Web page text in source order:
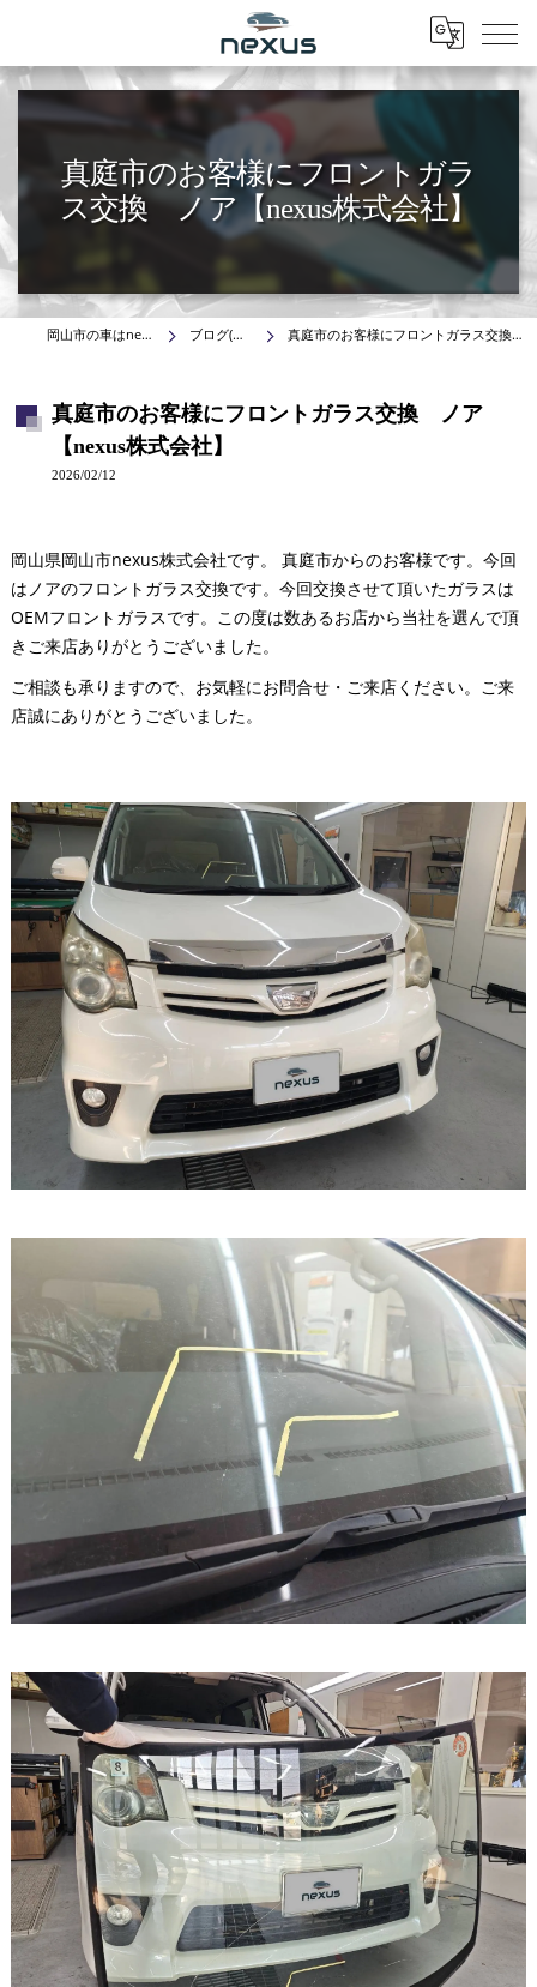
Menu
真庭市のお客様にフロントガラ
ス交換 ノア【nexus株式会社】
岡山市の車はnexus株式会社 ブログ(施工事例) 真庭市のお客様にフロントガラス交換 ノア【nexus株式会社】
真庭市のお客様にフロントガラス交換 ノア
【nexus株式会社】
2026/02/12
岡山県岡山市nexus株式会社です。 真庭市からのお客様です。今回
はノアのフロントガラス交換です。今回交換させて頂いたガラスは
OEMフロントガラスです。この度は数あるお店から当社を選んで頂
きご来店ありがとうございました。
ご相談も承りますので、お気軽にお問合せ・ご来店ください。ご来
店誠にありがとうございました。